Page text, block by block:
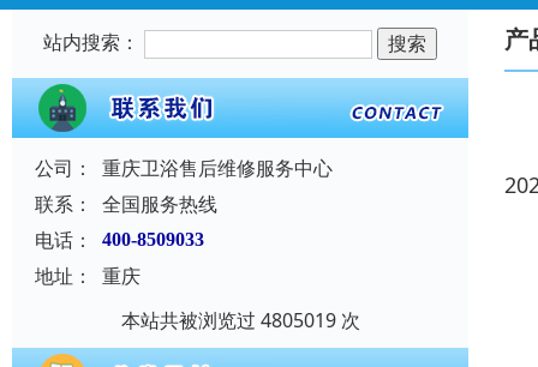
站内搜索：
公司：
重庆卫浴售后维修服务中心
联系：
全国服务热线
电话：
400-8509033
地址：
重庆
本站共被浏览过 4805019 次
产